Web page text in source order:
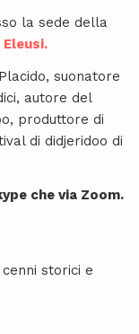
la sede della
suonatore
autore del
produttore di
di didjeridoo di
che via Zoom.
storici e